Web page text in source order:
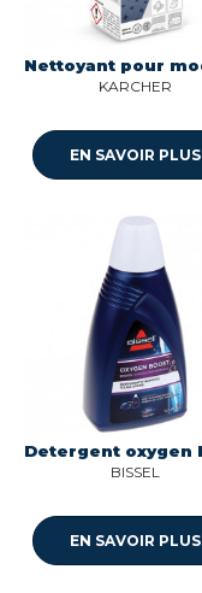
KARCHER
EN SAVOIR PLUS
BISSEL
EN SAVOIR PLUS